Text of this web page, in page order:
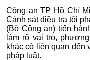
Công an TP Hồ Chí
Cảnh sát điều tra tội
(Bộ Công an) tiến
làm rõ vai trò,
khác có liên quan đến
pháp luật.